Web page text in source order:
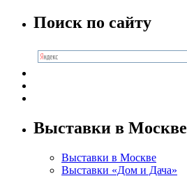
Поиск по сайту
Выставки в Москве
Выставки в Москве
Выставки «Дом и Дача»